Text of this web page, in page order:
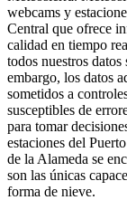
webcams y
Central que ofrece
calidad en tiempo
todos nuestros
embargo, los datos
sometidos a
susceptibles de
para tomar
estaciones del
de la Alameda se
son las únicas
forma de nieve.